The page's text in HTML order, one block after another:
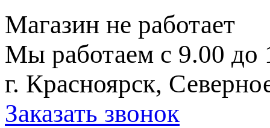
Магазин не работает
Мы работаем с 9.00 до
г. Красноярск,
Заказать звонок